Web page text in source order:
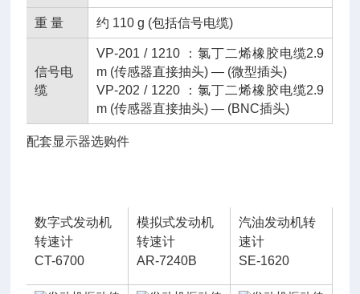
重 量 约 110 g (包括信号电缆)
信号电
缆
VP-201 / 1210 ：氯丁二烯橡胶电缆2.9
m (传感器直接抽头) — (微型插头)
VP-202 / 1220 ：氯丁二烯橡胶电缆2.9
m (传感器直接抽头) — (BNC插头)
配套显示器选购件
数字式发动机
转速计
CT-6700
模拟式发动机
转速计
AR-7240B
汽油发动机转
速计
SE-1620